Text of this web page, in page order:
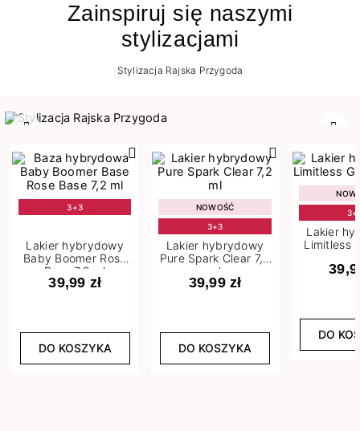
Zainspiruj się naszymi
stylizacjami
Stylizacja Rajska Przygoda
3+3
Lakier hybrydowy
Baby Boomer Rose
Base 7,2 ml
39,99 zł
DO KOSZYKA
NOWOŚĆ
3+3
Lakier hybrydowy
Pure Spark Clear 7,2
ml
39,99 zł
DO KOSZYKA
Lakier
Limitless
DO